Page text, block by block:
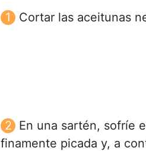
Cortar las aceitunas
En una sartén, sofríe
finamente picada y, a